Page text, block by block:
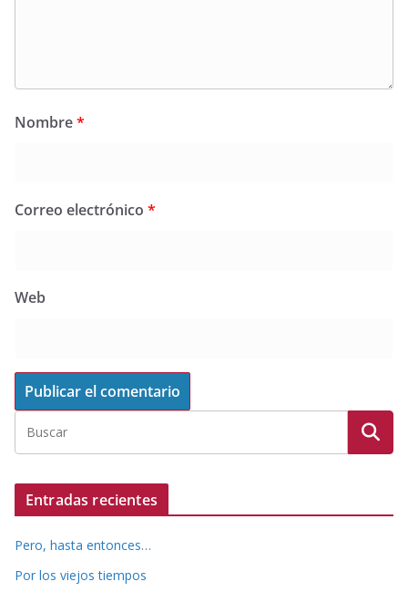
Nombre*
Correo electrónico *
Web
Entradas recientes
Pero, hasta entonces…
Por los viejos tiempos